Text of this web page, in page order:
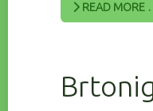
READ MORE